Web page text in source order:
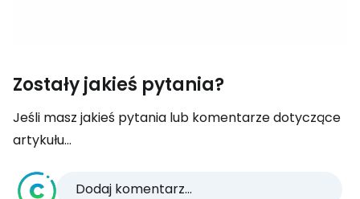
Zostały jakieś pytania?
Jeśli masz jakieś pytania lub komentarze dotyczące
artykułu...
Dodaj komentarz...